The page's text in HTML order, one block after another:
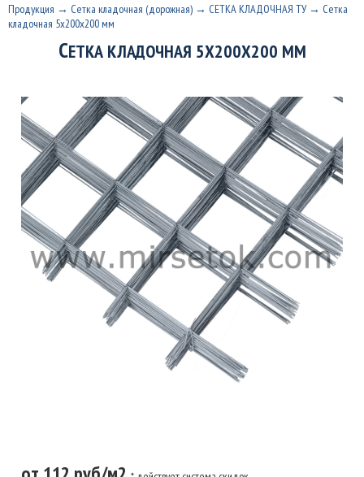
Продукция → Сетка кладочная (дорожная) → СЕТКА КЛАДОЧНАЯ ТУ → Сетка
кладочная 5х200x200 мм
СЕТКА КЛАДОЧНАЯ 5Х200X200 ММ